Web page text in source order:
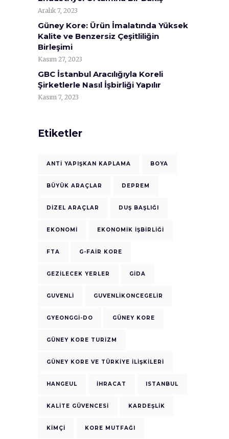
Aralık 7, 2023
Güney Kore: Ürün İmalatında Yüksek
Kalite ve Benzersiz Çeşitliliğin
Birleşimi
Kasım 27, 2023
GBC İstanbul Aracılığıyla Koreli
Şirketlerle Nasıl İşbirliği Yapılır
Kasım 7, 2023
Etiketler
ANTI YAPIŞKAN KAPLAMA BOYA
BÜYÜK ARAÇLAR DEPREM
DIZEL ARAÇLAR DUŞ BAŞLIĞI
EKONOMI EKONOMIK IŞBIRLIĞI
FTA G-FAIR KORE
GEZILECEK YERLER GIDA
GUVENLI GUVENLIKONCEGELIR
GYEONGGI-DO GÜNEY KORE
GÜNEY KORE TURIZM
GÜNEY KORE VE TÜRKIYE ILIŞKILERI
HANGEUL IHRACAT ISTANBUL
KALITE GÜVENCESI KARDEŞLIK
KIMÇI KORE MUTFAĞI